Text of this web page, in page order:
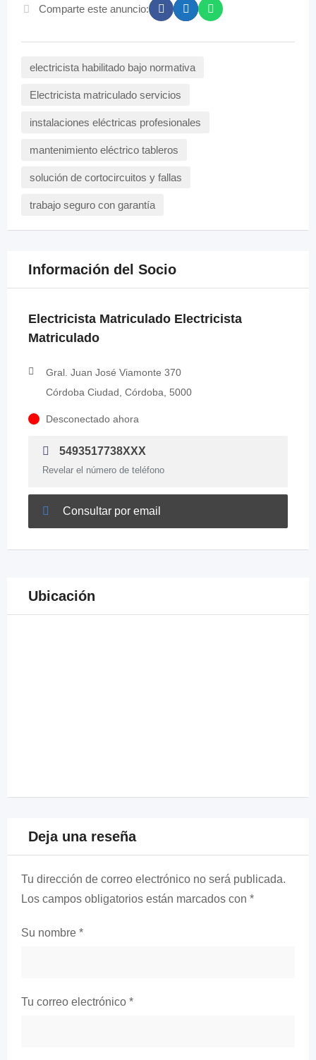
Comparte este anuncio:
electricista habilitado bajo normativa
Electricista matriculado servicios
instalaciones eléctricas profesionales
mantenimiento eléctrico tableros
solución de cortocircuitos y fallas
trabajo seguro con garantía
Información del Socio
Electricista Matriculado Electricista
Matriculado
Gral. Juan José Viamonte 370
Córdoba Ciudad, Córdoba, 5000
Desconectado ahora
5493517738XXX
Revelar el número de teléfono
Consultar por email
Ubicación
Deja una reseña
Tu dirección de correo electrónico no será publicada.
Los campos obligatorios están marcados con *
Su nombre *
Tu correo electrónico *